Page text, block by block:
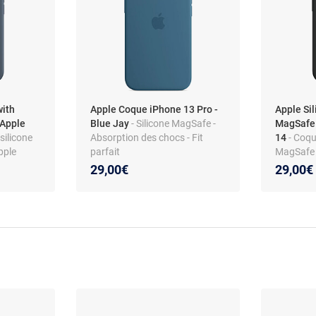
Apple Coque iPhone 13 Pro -
Blue Jay- Silicone MagSafe -
Absorption des chocs - Fit
parfait
29,00€
Apple
14-
29,00€